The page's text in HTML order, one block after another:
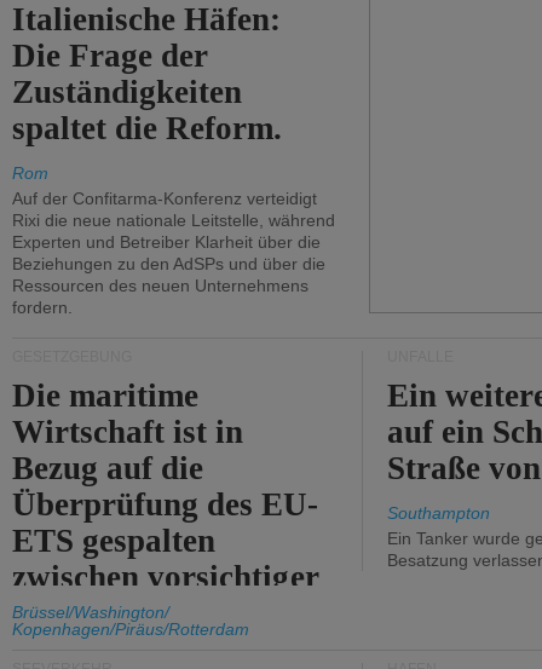
Italienische Häfen:
Die Frage der
Zuständigkeiten
spaltet die Reform.
Rom
Auf der Confitarma-Konferenz verteidigt
Rixi die neue nationale Leitstelle, während
Experten und Betreiber Klarheit über die
Beziehungen zu den AdSPs und über die
Ressourcen des neuen Unternehmens
fordern.
Die maritime
Wirtschaft ist in
Bezug auf die
Überprüfung des EU-
ETS gespalten
zwischen vorsichtiger
Unterstützung und
Kritik.
Brüssel/Washington/
Kopenhagen/Piräus/Rotterdam
Ein
auf ein
Straße
Southampton
Ein Tanker wurde
Besatzung